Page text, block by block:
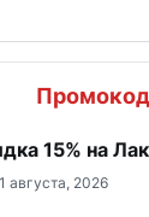
15% на
августа, 2026